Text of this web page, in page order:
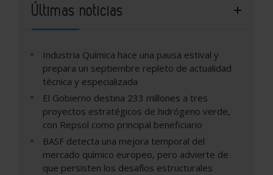
Últimas noticias
Industria Química hace una pausa estival y
prepara un septiembre repleto de actualidad
técnica y especializada
El Gobierno destina 233 millones a tres
proyectos estratégicos de hidrógeno verde,
con Repsol como principal beneficiario
BASF detecta una mejora temporal del
mercado químico europeo, pero advierte de
que persisten los desafíos estructurales